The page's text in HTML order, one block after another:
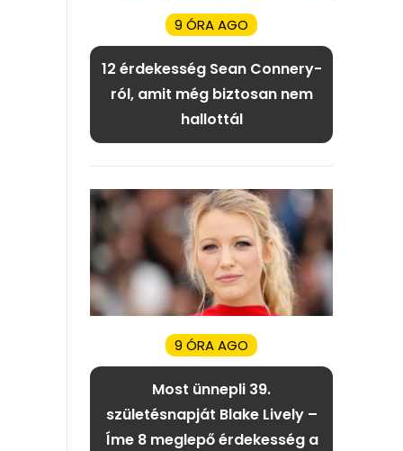
9 ÓRA AGO
12 érdekesség Sean Connery-
ról, amit még biztosan nem
hallottál
9 ÓRA AGO
Most ünnepli 39.
születésnapját Blake Lively –
Íme 8 meglepő érdekesség a